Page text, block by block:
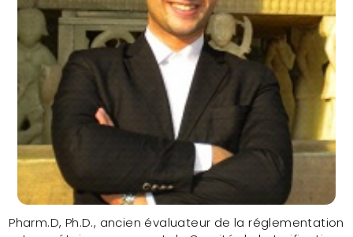
Pharm.D, Ph.D., ancien évaluateur de la réglementation